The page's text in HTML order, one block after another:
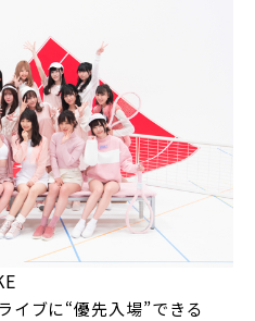
イブに“優先入場”できる